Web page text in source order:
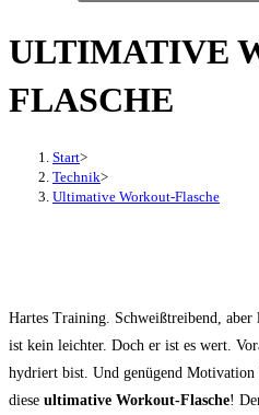
den
um,
Menü
ULTIMATIVE
FLASCHE
Start>
Technik>
Ultimative Workout-Flasche
Hartes Training. Schweißtreibend,
ist kein leichter. Doch er ist es wert.
hydriert bist. Und genügend Motivation
diese ultimative Workout-Flasche!